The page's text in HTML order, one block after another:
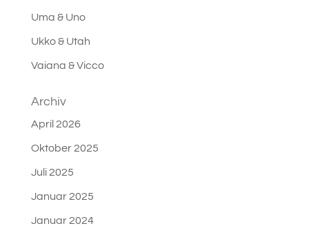
Uma & Uno
Ukko & Utah
Vaiana & Vicco
Archiv
April 2026
Oktober 2025
Juli 2025
Januar 2025
Januar 2024